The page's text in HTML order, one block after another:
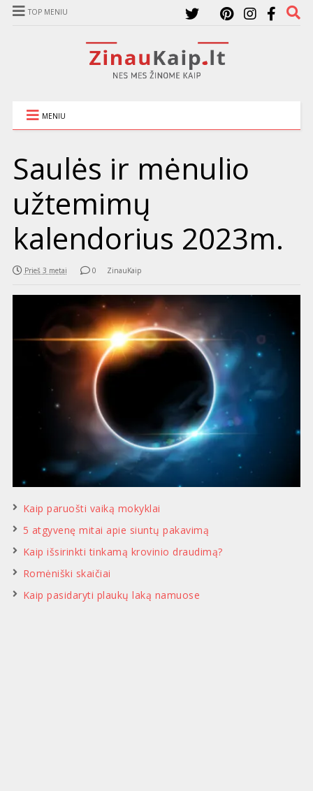
TOP MENIU
MENIU
Saulės ir mėnulio
užtemimų
kalendorius 2023m.
Prieš 3 metai 0 ZinauKaip
Kaip paruošti vaiką mokyklai
5 atgyvenę mitai apie siuntų pakavimą
Kaip išsirinkti tinkamą krovinio draudimą?
Romėniški skaičiai
Kaip pasidaryti plaukų laką namuose